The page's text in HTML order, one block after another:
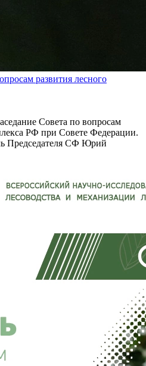
развития лесного
Совета по вопросам
РФ при Совете Федерации.
Председателя СФ Юрий